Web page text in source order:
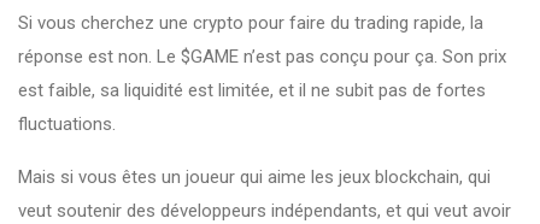
Si vous cherchez une crypto pour faire du trading rapide, la
réponse est non. Le $GAME n’est pas conçu pour ça. Son prix
est faible, sa liquidité est limitée, et il ne subit pas de fortes
fluctuations.
Mais si vous êtes un joueur qui aime les jeux blockchain, qui
veut soutenir des développeurs indépendants, et qui veut avoir